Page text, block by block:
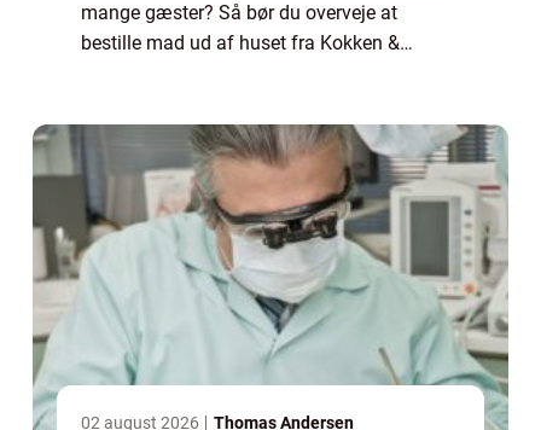
mange gæster? Så bør du overveje at
bestille mad ud af huset fra Kokken &
02 august 2026 Thomas Andersen